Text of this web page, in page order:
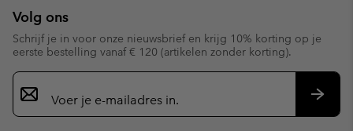
Volg ons
Schrijf je in voor onze nieuwsbrief en krijg 10% korting op je
eerste bestelling vanaf € 120 (artikelen zonder korting).
Aanmelden
voor
e-